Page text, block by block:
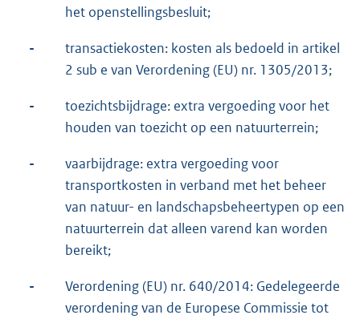
het openstellingsbesluit;
-
transactiekosten: kosten als bedoeld in artikel
2 sub e van Verordening (EU) nr. 1305/2013;
-
toezichtsbijdrage: extra vergoeding voor het
houden van toezicht op een natuurterrein;
-
vaarbijdrage: extra vergoeding voor
transportkosten in verband met het beheer
van natuur- en landschapsbeheertypen op een
natuurterrein dat alleen varend kan worden
bereikt;
-
Verordening (EU) nr. 640/2014: Gedelegeerde
verordening van de Europese Commissie tot